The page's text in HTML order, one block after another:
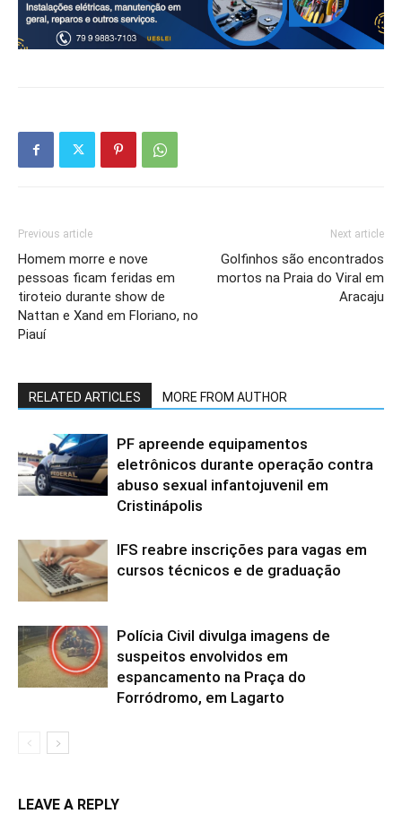
Previous article
Homem morre e nove
pessoas ficam feridas em
tiroteio durante show de
Nattan e Xand em Floriano, no
Piauí
Next article
Golfinhos são encontrados
mortos na Praia do Viral em
Aracaju
RELATED ARTICLES MORE FROM AUTHOR
PF apreende equipamentos
eletrônicos durante operação contra
abuso sexual infantojuvenil em
Cristinápolis
IFS reabre inscrições para vagas em
cursos técnicos e de graduação
Polícia Civil divulga imagens de
suspeitos envolvidos em
espancamento na Praça do
Forródromo, em Lagarto
LEAVE A REPLY